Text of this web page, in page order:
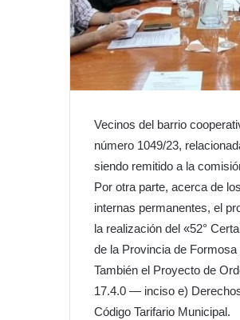
Vecinos del barrio
número 1049/23,
siendo remitido a la
Por otra parte, acerca de
internas permanentes, el
la realización del «52°
de la Provincia de
También el Proyecto de
17.4.0 — inciso e)
Código Tarifario Municipal.